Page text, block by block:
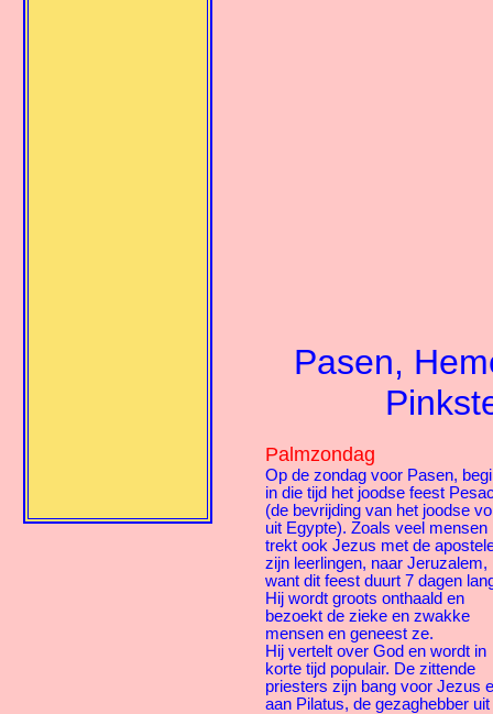
Pasen,
Palmzondag
Op de zondag voor Pasen,
in die tijd het joodse feest
(de bevrijding van het joodse
uit Egypte). Zoals veel mensen
trekt ook Jezus met de
zijn leerlingen, naar Jeruzalem,
want dit feest duurt 7 dagen
Hij wordt groots onthaald en
bezoekt de zieke en zwakke
mensen en geneest ze.
Hij vertelt over God en wordt in
korte tijd populair. De zittende
priesters zijn bang voor Jezus
aan Pilatus, de gezaghebber